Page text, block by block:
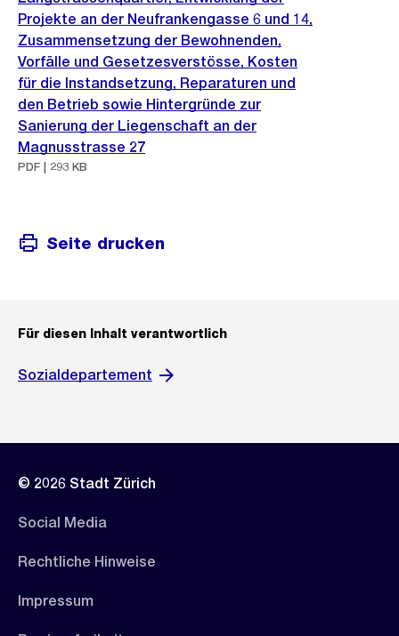
Projekte an der Neufrankengasse 6 und 14,
Zusammensetzung der Bewohnenden,
Vorfälle und Gesetzesverstösse, Kosten
für die Instandsetzung, Reparaturen und
den Betrieb sowie Hintergründe zur
Sanierung der Liegenschaft an der
Magnusstrasse 27
PDF | 293 KB
Seite drucken
Für diesen Inhalt verantwortlich
Sozialdepartement
© 2026 Stadt Zürich
Social Media
Rechtliche Hinweise
Impressum